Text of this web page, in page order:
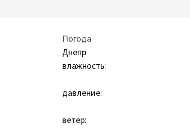
Погода
Днепр
влажность:
давление:
ветер: